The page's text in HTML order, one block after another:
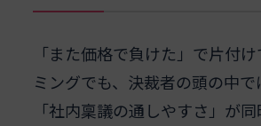
「また価格で負けた」で片付
ミングでも、決裁者の頭の中
「社内稟議の通しやすさ」が